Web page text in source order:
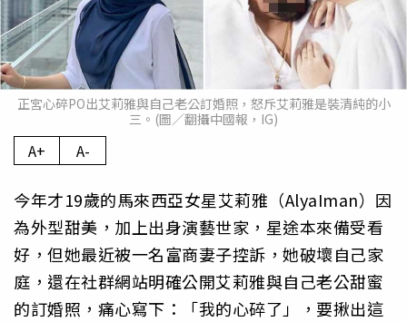
正宮心碎PO出艾莉雅與自己老公訂婚照，怒斥艾莉雅是裝清純的小
三。(圖／翻攝中國報，IG)
A+ A-
今年才19歲的馬來西亞女星艾莉雅（AlyaIman）因
為外型甜美，加上出身演藝世家，星途本來備受看
好，但她最近被一名富商妻子控訴，她破壞自己家
庭，還在社群網站明確公開艾莉雅與自己老公甜蜜
的訂婚照，痛心寫下：「我的心碎了」，要揪出這